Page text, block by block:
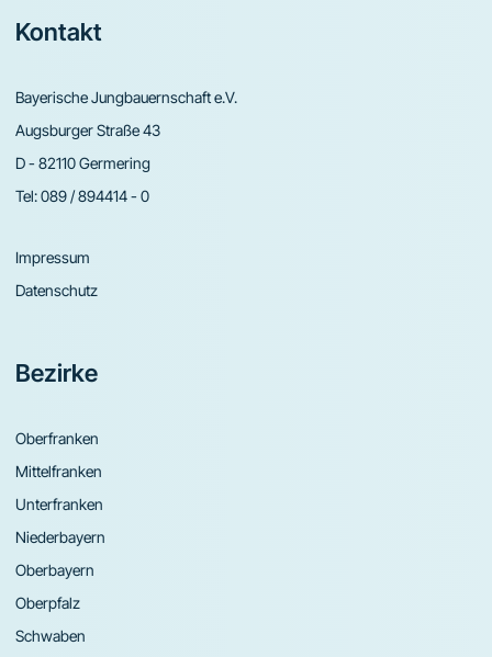
Footer
Kontakt
Bayerische Jungbauernschaft e.V.
Augsburger Straße 43
D - 82110 Germering
Tel:089 / 894414 - 0
Impressum
Datenschutz
Bezirke
Oberfranken
Mittelfranken
Unterfranken
Niederbayern
Oberbayern
Oberpfalz
Schwaben